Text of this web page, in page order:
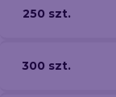
250 szt.
300 szt.